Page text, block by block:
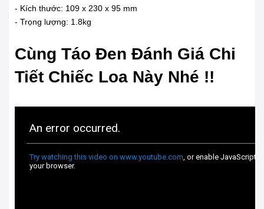
- Kích thước: 109 x 230 x 95 mm
- Trọng lượng: 1.8kg
Cùng Táo Đen Đánh Giá Chi
Tiết Chiếc Loa Này Nhé !!